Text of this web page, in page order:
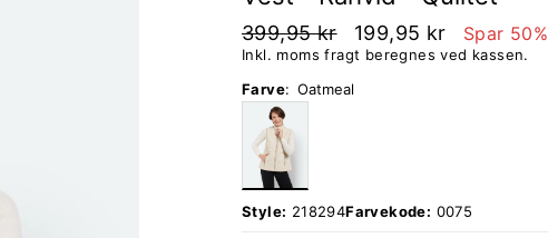
399,95 kr 199,95 kr Spar 50%
Inkl. moms fragt beregnes ved kassen.
Farve: Oatmeal
Style: 218294Farvekode: 0075